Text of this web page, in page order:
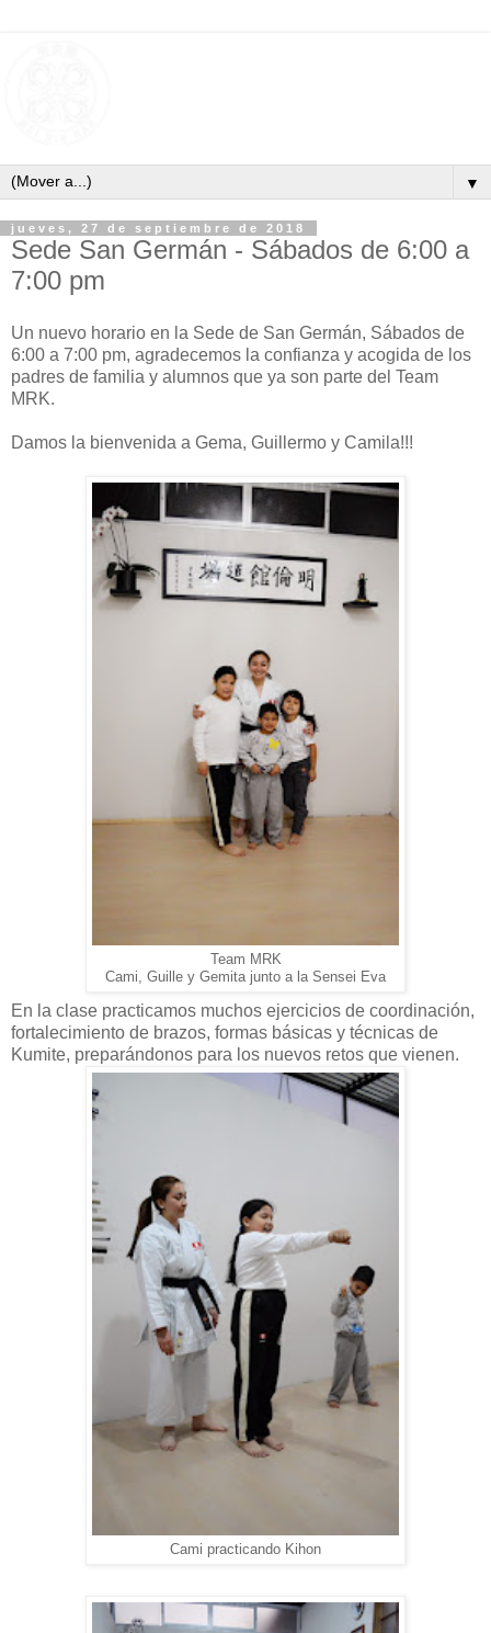
▼
jueves, 27 de septiembre de 2018
Sede San Germán - Sábados de 6:00 a
7:00 pm
Un nuevo horario en la Sede de San Germán, Sábados de
6:00 a 7:00 pm, agradecemos la confianza y acogida de los
padres de familia y alumnos que ya son parte del Team
MRK.
Damos la bienvenida a Gema, Guillermo y Camila!!!
Team MRK
Cami, Guille y Gemita junto a la Sensei Eva
En la clase practicamos muchos ejercicios de coordinación,
fortalecimiento de brazos, formas básicas y técnicas de
Kumite, preparándonos para los nuevos retos que vienen.
Cami practicando Kihon